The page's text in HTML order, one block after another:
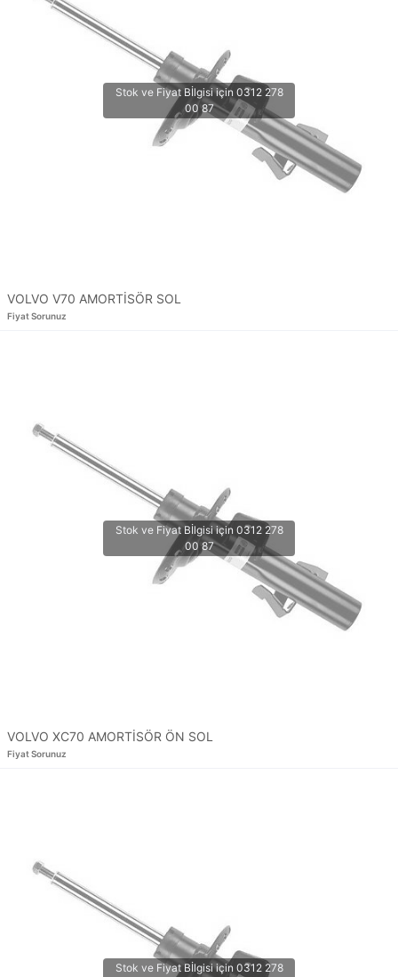
VOLVO V70 AMORTİSÖR SOL
Fiyat Sorunuz
VOLVO XC70 AMORTİSÖR ÖN SOL
Fiyat Sorunuz